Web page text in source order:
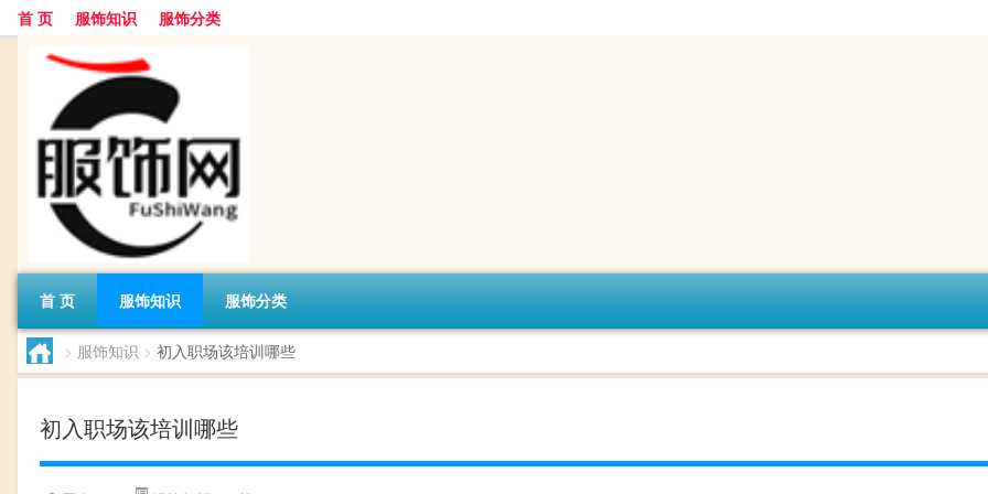
首 页 服饰知识 服饰分类
首 页 服饰知识 服饰分类
> 服饰知识 > 初入职场该培训哪些
初入职场该培训哪些